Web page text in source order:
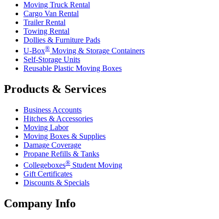
Moving Truck Rental
Cargo Van Rental
Trailer Rental
Towing Rental
Dollies & Furniture Pads
U-Box® Moving & Storage Containers
Self-Storage Units
Reusable Plastic Moving Boxes
Products & Services
Business Accounts
Hitches & Accessories
Moving Labor
Moving Boxes & Supplies
Damage Coverage
Propane Refills & Tanks
Collegeboxes® Student Moving
Gift Certificates
Discounts & Specials
Company Info